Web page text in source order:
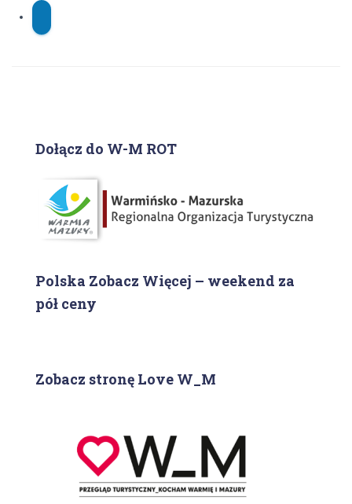
Dołącz do W-M ROT
Polska Zobacz Więcej – weekend za
pół ceny
Zobacz stronę Love W_M